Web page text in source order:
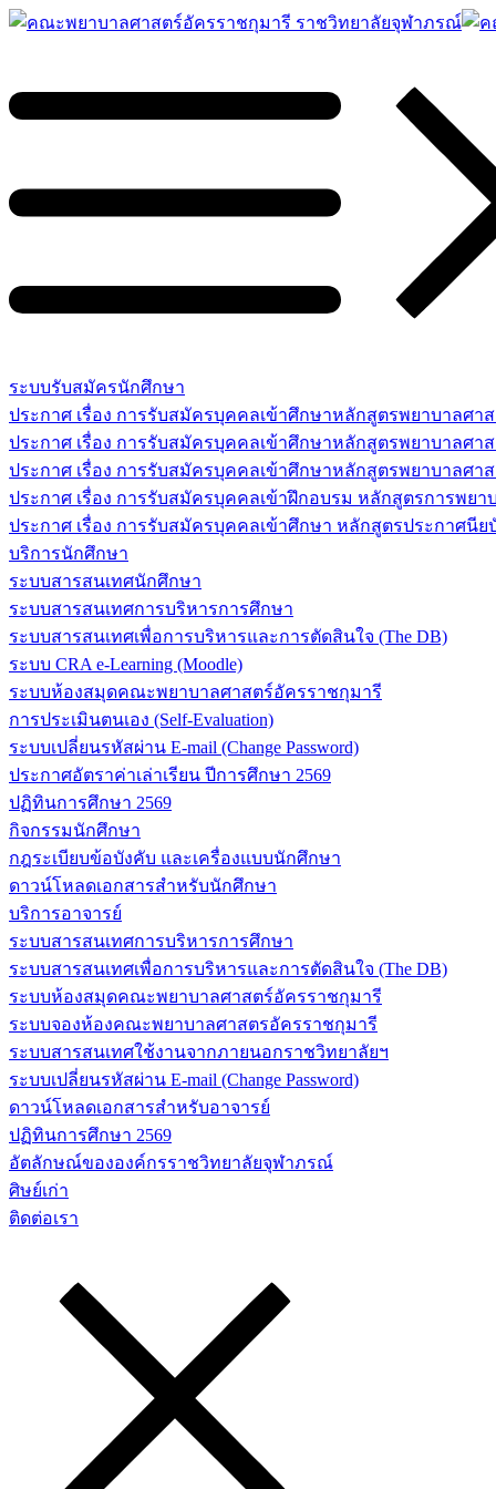
ระบบรับสมัครนักศึกษา
ประกาศ เรื่อง การรับสมัครบุคคลเข้าศึกษาหลักสูตรพยาบาลศ
ประกาศ เรื่อง การรับสมัครบุคคลเข้าศึกษาหลักสูตรพยาบาล
ประกาศ เรื่อง การรับสมัครบุคคลเข้าศึกษาหลักสูตรพยาบาล
ประกาศ เรื่อง การรับสมัครบุคคลเข้าฝึกอบรม หลักสูตรการพย
ประกาศ เรื่อง การรับสมัครบุคคลเข้าศึกษา หลักสูตรประกาศนี
บริการนักศึกษา
ระบบสารสนเทศนักศึกษา
ระบบสารสนเทศการบริหารการศึกษา
ระบบสารสนเทศเพื่อการบริหารและการตัดสินใจ (The DB)
ระบบ CRA e-Learning (Moodle)
ระบบห้องสมุดคณะพยาบาลศาสตร์อัครราชกุมารี
การประเมินตนเอง (Self-Evaluation)
ระบบเปลี่ยนรหัสผ่าน E-mail (Change Password)
ประกาศอัตราค่าเล่าเรียน ปีการศึกษา 2569
ปฏิทินการศึกษา 2569
กิจกรรมนักศึกษา
กฎระเบียบข้อบังคับ และเครื่องแบบนักศึกษา
ดาวน์โหลดเอกสารสำหรับนักศึกษา
บริการอาจารย์
ระบบสารสนเทศการบริหารการศึกษา
ระบบสารสนเทศเพื่อการบริหารและการตัดสินใจ (The DB)
ระบบห้องสมุดคณะพยาบาลศาสตร์อัครราชกุมารี
ระบบจองห้องคณะพยาบาลศาสตรอัครราชกุมารี
ระบบสารสนเทศใช้งานจากภายนอกราชวิทยาลัยฯ
ระบบเปลี่ยนรหัสผ่าน E-mail (Change Password)
ดาวน์โหลดเอกสารสำหรับอาจารย์
ปฏิทินการศึกษา 2569
อัตลักษณ์ขององค์กรราชวิทยาลัยจุฬาภรณ์
ศิษย์เก่า
ติดต่อเรา